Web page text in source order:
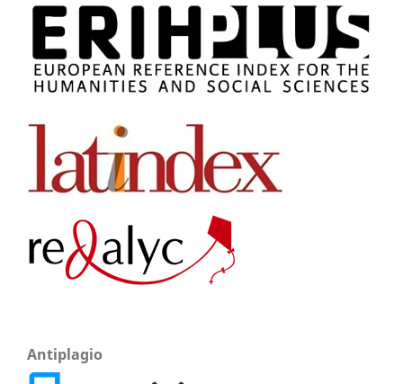
Antiplagio